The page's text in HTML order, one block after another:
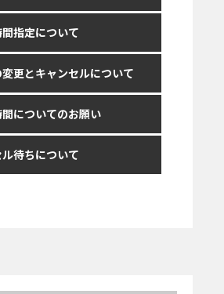
指定について
更とキャンセルについて
間についてのお願い
待ちについて